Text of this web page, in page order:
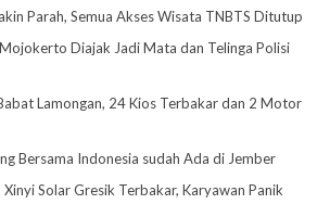
Parah, Semua Akses Wisata TNBTS Ditutup
Diajak Jadi Mata dan Telinga Polisi
Lamongan, 24 Kios Terbakar dan 2 Motor
Bersama Indonesia sudah Ada di Jember
Solar Gresik Terbakar, Karyawan Panik